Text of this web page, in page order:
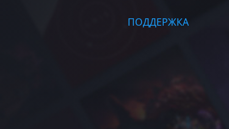
ПОДДЕРЖКА